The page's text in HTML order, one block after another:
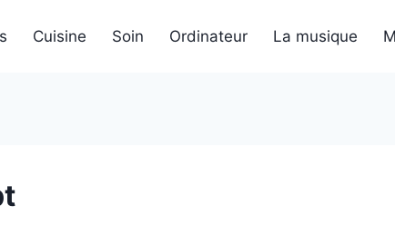
Cuisine Soin Ordinateur La musique